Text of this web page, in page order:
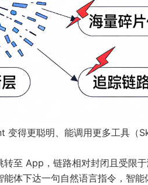
得更聪明、能调用更多工具（
至 App，链路相对封闭且受限
体下达一句自然语言指令，智